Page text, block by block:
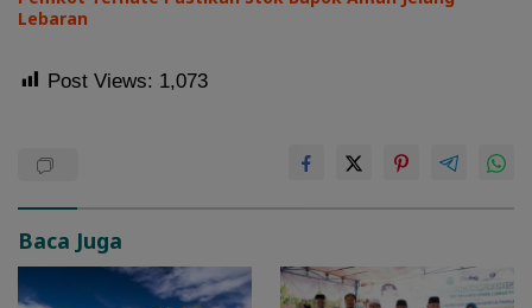
Lebaran
Post Views: 1,073
Baca Juga